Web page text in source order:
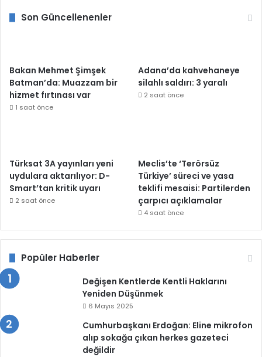
Son Güncellenenler
Bakan Mehmet Şimşek
Batman’da: Muazzam bir
hizmet fırtınası var
1 saat önce
Adana’da kahvehaneye
silahlı saldırı: 3 yaralı
2 saat önce
Türksat 3A yayınları yeni
uydulara aktarılıyor: D-
Smart’tan kritik uyarı
2 saat önce
Meclis’te ‘Terörsüz
Türkiye’ süreci ve yasa
teklifi mesaisi: Partilerden
çarpıcı açıklamalar
4 saat önce
Popüler Haberler
Değişen Kentlerde Kentli Haklarını
Yeniden Düşünmek
6 Mayıs 2025
Cumhurbaşkanı Erdoğan: Eline mikrofon
alıp sokağa çıkan herkes gazeteci
değildir